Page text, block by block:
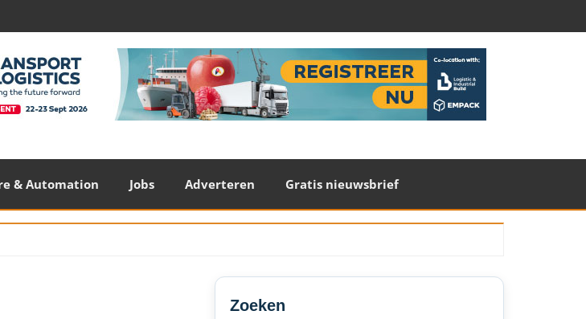
& Automation Jobs Adverteren Gratis nieuwsbrief
Secondary
Sidebar
Zoeken